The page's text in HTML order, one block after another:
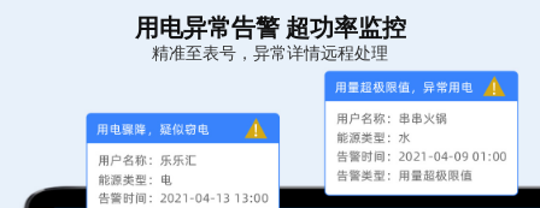
用电异常告警 超功率监控
精准至表号，异常详情远程处理